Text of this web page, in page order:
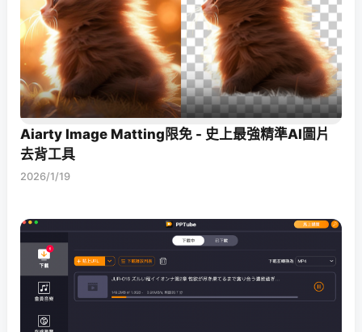
Aiarty Image Matting限免 - 史上最強精準AI圖片
去背工具
2026/1/19